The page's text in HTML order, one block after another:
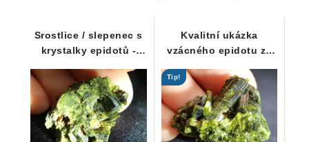
Srostlice / slepenec s
krystalky epidotů -
Kvalitní ukázka
vzácného epidotu ze
Tip!